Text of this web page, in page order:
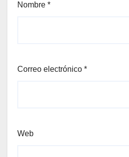
Nombre *
Correo electrónico *
Web